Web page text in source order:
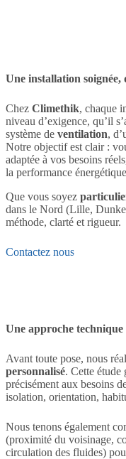
Une installation
Chez Climethik, chaque
niveau d’exigence, qu’il
système de ventilation,
Notre objectif est clair :
adaptée à vos besoins
la performance
Que vous soyez
dans le Nord (Lille,
méthode, clarté et rigueur.
Contactez nous
Une approche
Avant toute pose, nous
personnalisé. Cette étude
précisément aux besoins
isolation, orientation,
Nous tenons également
(proximité du voisinage,
circulation des fluides)